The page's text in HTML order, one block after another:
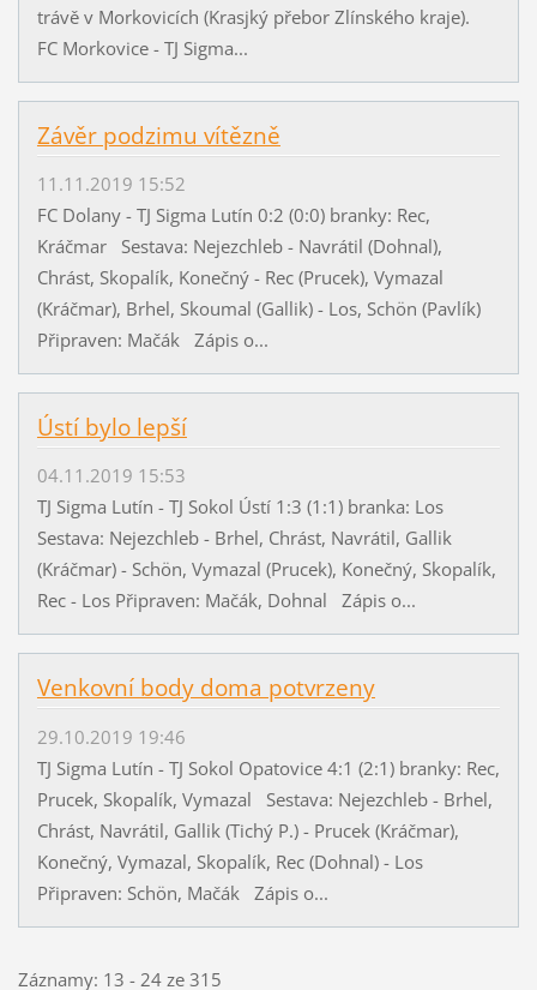
trávě v Morkovicích (Krasjký přebor Zlínského kraje).
FC Morkovice - TJ Sigma...
Závěr podzimu vítězně
11.11.2019 15:52
FC Dolany - TJ Sigma Lutín 0:2 (0:0) branky: Rec,
Kráčmar Sestava: Nejezchleb - Navrátil (Dohnal),
Chrást, Skopalík, Konečný - Rec (Prucek), Vymazal
(Kráčmar), Brhel, Skoumal (Gallik) - Los, Schön (Pavlík)
Připraven: Mačák Zápis o...
Ústí bylo lepší
04.11.2019 15:53
TJ Sigma Lutín - TJ Sokol Ústí 1:3 (1:1) branka: Los
Sestava: Nejezchleb - Brhel, Chrást, Navrátil, Gallik
(Kráčmar) - Schön, Vymazal (Prucek), Konečný, Skopalík,
Rec - Los Připraven: Mačák, Dohnal Zápis o...
Venkovní body doma potvrzeny
29.10.2019 19:46
TJ Sigma Lutín - TJ Sokol Opatovice 4:1 (2:1) branky: Rec,
Prucek, Skopalík, Vymazal Sestava: Nejezchleb - Brhel,
Chrást, Navrátil, Gallik (Tichý P.) - Prucek (Kráčmar),
Konečný, Vymazal, Skopalík, Rec (Dohnal) - Los
Připraven: Schön, Mačák Zápis o...
Záznamy: 13 - 24 ze 315